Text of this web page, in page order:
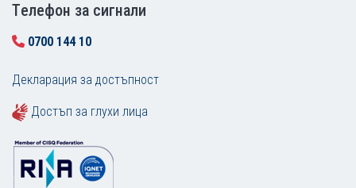
Tелефон за сигнали
0700 144 10
Декларация за достъпност
Достъп за глухи лица